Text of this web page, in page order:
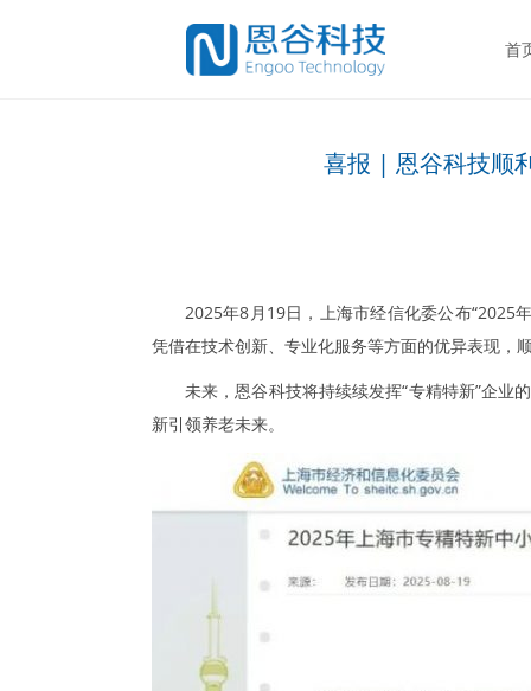
首
喜报 | 恩谷科技顺
2025年8月19日，上海市经信化委公布“2025
凭借在技术创新、专业化服务等方面的优异表现，
未来，恩谷科技将持续续发挥“专精特新”企业
新引领养老未来。